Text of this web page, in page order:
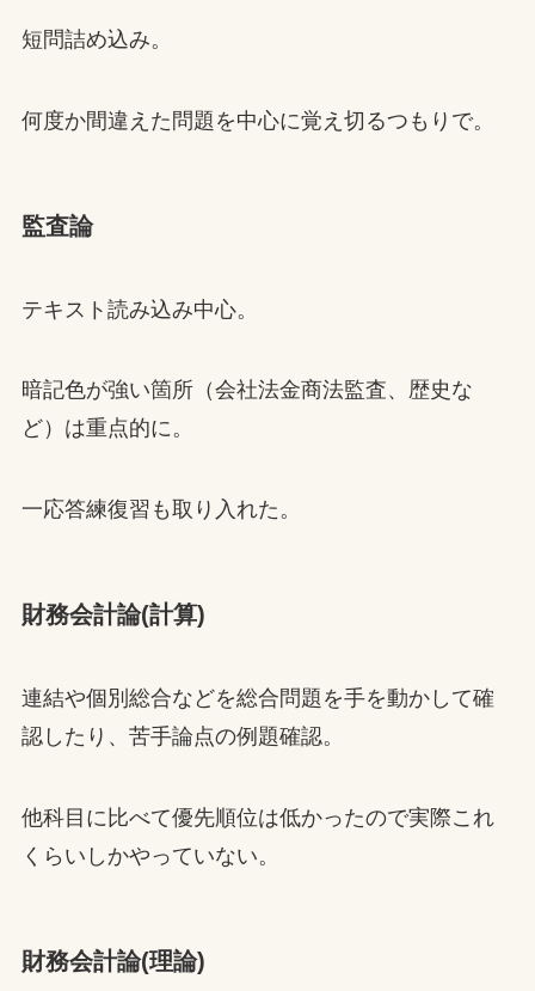
短問詰め込み。
何度か間違えた問題を中心に覚え切るつもりで。
監査論
テキスト読み込み中心。
暗記色が強い箇所（会社法金商法監査、歴史な
ど）は重点的に。
一応答練復習も取り入れた。
財務会計論(計算)
連結や個別総合などを総合問題を手を動かして確
認したり、苦手論点の例題確認。
他科目に比べて優先順位は低かったので実際これ
くらいしかやっていない。
財務会計論(理論)